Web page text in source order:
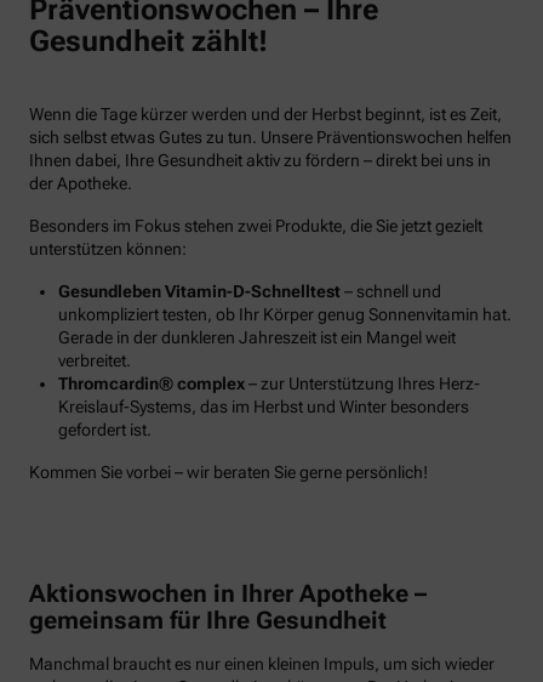
Präventionswochen – Ihre
Gesundheit zählt!
Wenn die Tage kürzer werden und der Herbst beginnt, ist es Zeit,
sich selbst etwas Gutes zu tun. Unsere Präventionswochen helfen
Ihnen dabei, Ihre Gesundheit aktiv zu fördern – direkt bei uns in
der Apotheke.
Besonders im Fokus stehen zwei Produkte, die Sie jetzt gezielt
unterstützen können:
Gesundleben Vitamin-D-Schnelltest– schnell und
unkompliziert testen, ob Ihr Körper genug Sonnenvitamin hat.
Gerade in der dunkleren Jahreszeit ist ein Mangel weit
verbreitet.
Thromcardin® complex– zur Unterstützung Ihres Herz-
Kreislauf-Systems, das im Herbst und Winter besonders
gefordert ist.
Kommen Sie vorbei – wir beraten Sie gerne persönlich!
Aktionswochen in Ihrer Apotheke –
gemeinsam für Ihre Gesundheit
Manchmal braucht es nur einen kleinen Impuls, um sich wieder